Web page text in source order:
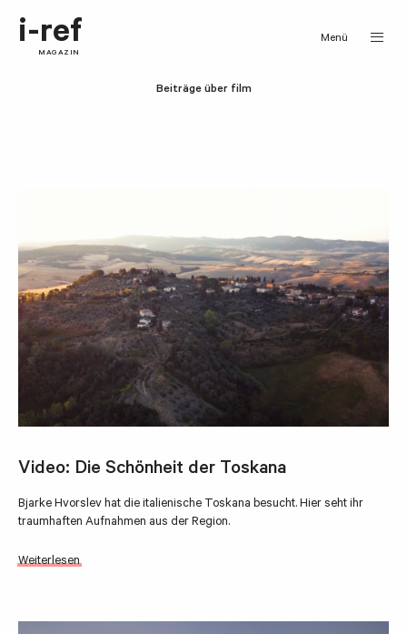
i-ref
MAGAZIN
Menü
Beiträge über film
Video: Die Schönheit der Toskana
Bjarke Hvorslev hat die italienische Toskana besucht. Hier seht ihr
traumhaften Aufnahmen aus der Region.
Weiterlesen